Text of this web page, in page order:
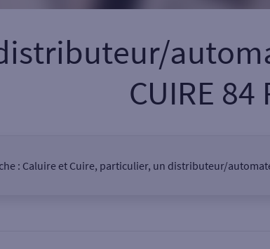
CUIRE 84
: Caluire et Cuire, particulier, un distributeur/